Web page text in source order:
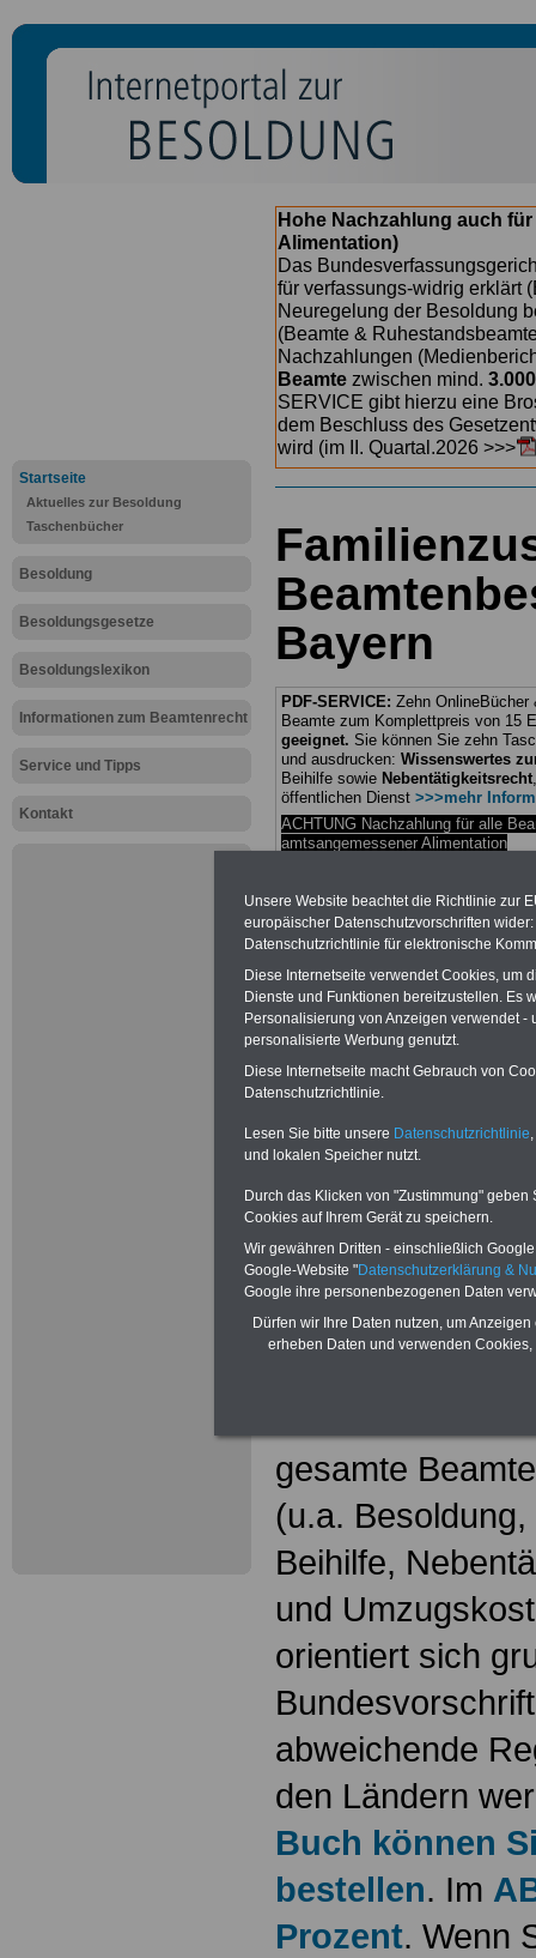
Startseite
Aktuelles zur Besoldung
Taschenbücher
Besoldung
Besoldungsgesetze
Besoldungslexikon
Informationen zum Beamtenrecht
Service und Tipps
Kontakt
Hohe Nachzahlung auch
Alimentation)
Das
für verfassungs-widrig erklärt
Neuregelung der Besoldung
(Beamte &
Nachzahlungen
Beamte zwischen mind.
SERVICE gibt hierzu eine
dem Beschluss des
wird (im II. Quartal.2026 >>>
Bayern
PDF-SERVICE: Zehn
Beamte zum Komplettpreis von 15
geeignet. Sie können Sie zehn
und ausdrucken: Wissenswertes
Beihilfe sowie Nebentätigkeitsrecht
öffentlichen Dienst >>>mehr
ACHTUNG Nachzahlung für alle
amtsangemessener Alimentation
amtsangemessen Alimentation
Hier die
abschließen!
Neu
Beamte
Das beliebte
gesamte
(u.a.
Beihilfe,
und
orientiert sich
abweichende
den Ländern
Buch können
bestellen. Im
Prozent. Wenn
Unsere Website beachtet die Richtlinie zur
europäischer Datenschutzvorschriften
Datenschutzrichtlinie für elektronische
Diese Internetseite verwendet Cookies, um
Dienste und Funktionen bereitzustellen. Es
Personalisierung von Anzeigen verwendet
personalisierte Werbung genutzt.
Diese Internetseite macht Gebrauch von
Datenschutzrichtlinie.
Lesen Sie bitte unsere Datenschutzrichtlinie
und lokalen Speicher nutzt.
Durch das Klicken von "Zustimmung"
Cookies auf Ihrem Gerät zu speichern.
Wir gewähren Dritten - einschließlich
Google-Website "Datenschutzerklärung &
Google ihre personenbezogenen Daten
Dürfen wir Ihre Daten nutzen, um
erheben Daten und verwenden